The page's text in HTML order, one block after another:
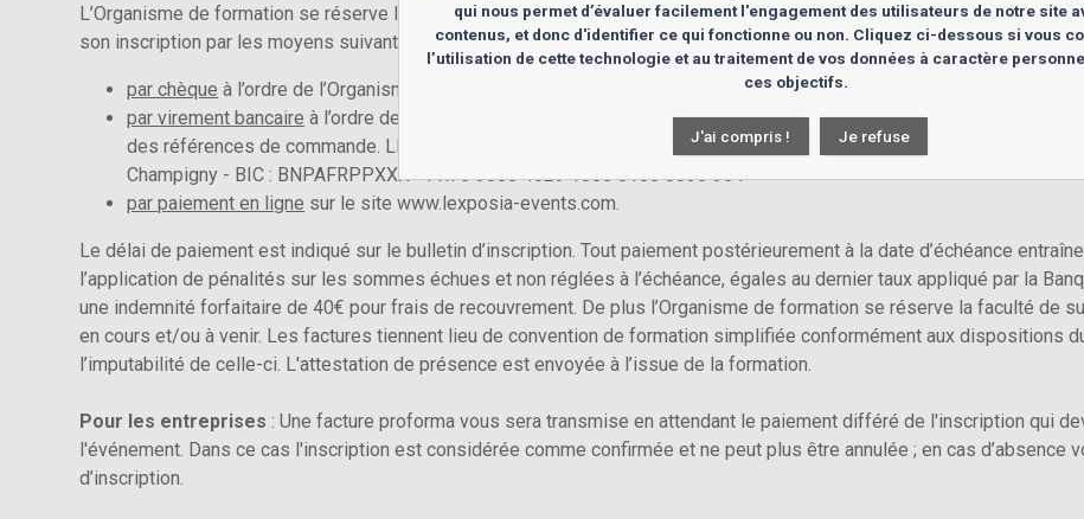
L’Organisme de formation se réserve la possibilité de refuser l’accès à la formation en cas de non-paiement au jour de
son inscription par les moyens suivants :
par chèque à l’ordre de l’Organisme de formation dont l’adresse figure sur le formulaire d’inscription : LEXPOSIA
par virement bancaire à l’ordre de l’Organisme de formation dont les coordonnées bancaires figurent sur le
des références de commande. LEXposia SA – Code banque : 30004 – Code guichet : 02910 - N° de compte :
Champigny - BIC : BNPAFRPPXXX - FR76 3000 4029 1000 0100 0836 354
par paiement en ligne sur le site www.lexposia-events.com.
Le délai de paiement est indiqué sur le bulletin d’inscription. Tout paiement postérieurement à la date d’échéance
l’application de pénalités sur les sommes échues et non réglées à l’échéance, égales au dernier taux appliqué par la
une indemnité forfaitaire de 40€ pour frais de recouvrement. De plus l’Organisme de formation se réserve la faculté de
en cours et/ou à venir. Les factures tiennent lieu de convention de formation simplifiée conformément aux dispositions
l’imputabilité de celle-ci. L'attestation de présence est envoyée à l’issue de la formation.
Pour les entreprises: Une facture proforma vous sera transmise en attendant le paiement différé de l'inscription qui
l'événement. Dans ce cas l'inscription est considérée comme confirmée et ne peut plus être annulée ; en cas
d’inscription.
qui nous permet d’évaluer facilement l'engagement des utilisateurs de notre site
contenus, et donc d'identifier ce qui fonctionne ou non. Cliquez ci-dessous si vous
l’utilisation de cette technologie et au traitement de vos données à caractère
ces objectifs.
J'ai compris ! Je refuse